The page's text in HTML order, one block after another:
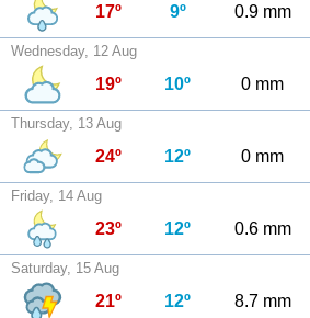
17º 9º 0.9 mm
Wednesday, 12 Aug
19º 10º 0 mm
Thursday, 13 Aug
24º 12º 0 mm
Friday, 14 Aug
23º 12º 0.6 mm
Saturday, 15 Aug
21º 12º 8.7 mm